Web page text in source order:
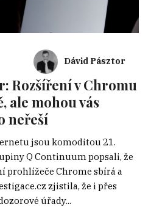
Dávid Pásztor
Rozšíření v Chromu
ale mohou vás
neřeší
jsou komoditou 21.
Q Continuum popsali, že
prohlížeče Chrome sbírá a
zjistila, že i přes
úřady...